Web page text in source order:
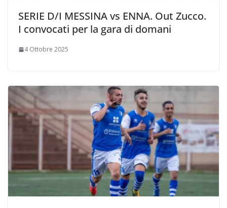
SERIE D/I MESSINA vs ENNA. Out Zucco.
I convocati per la gara di domani
4 Ottobre 2025